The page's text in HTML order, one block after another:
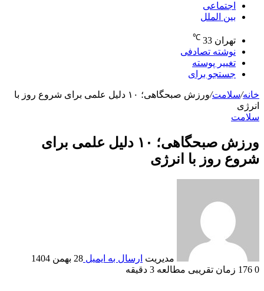
اجتماعی
بین الملل
تهران 33
℃
نوشته تصادفی
تغییر پوسته
جستجو برای
خانه/سلامت/
ورزش صبحگاهی؛ ۱۰ دلیل علمی برای شروع روز با
انرژی
سلامت
ورزش صبحگاهی؛ ۱۰ دلیل علمی برای
شروع روز با انرژی
مدیریت ارسال به ایمیل 28 بهمن 1404
0
زمان تقریبی مطالعه 3 دقیقه